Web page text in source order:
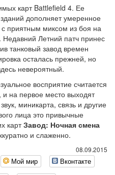
карт Battlefield 4. Ее
дополняет умеренное
приятным миксом из боя на
Летний патч принес
танковый завод времен
осталась прежней, но
невероятный.
восприятие считается
на первое место выходят
миникарта, связь и другие
лица это привычные
картЗавод: Ночная смена
и слаженно.
08.09.2015
Мой мир
Вконтакте